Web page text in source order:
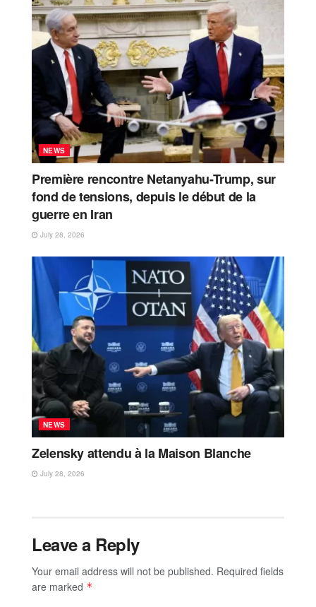
NEWS
Première rencontre Netanyahu-Trump, sur
fond de tensions, depuis le début de la
guerre en Iran
July 28, 2026
NEWS
Zelensky attendu à la Maison Blanche
July 28, 2026
Leave a Reply
Your email address will not be published. Required fields
are marked *